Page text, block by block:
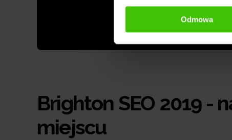
Odmowa
Brighton SEO 2019 -
miejscu